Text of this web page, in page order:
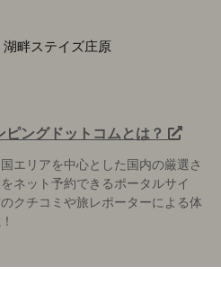
湖畔ステイズ庄原
ピングドットコムとは？
エリアを中心とした国内の厳選さ
ネット予約できるポータルサイ
クチコミや旅レポーターによる体